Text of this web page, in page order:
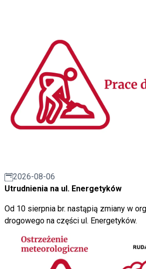
2026-08-06
Utrudnienia na ul. Energetyków
Od 10 sierpnia br. nastąpią zmiany w
drogowego na części ul. Energetyków.